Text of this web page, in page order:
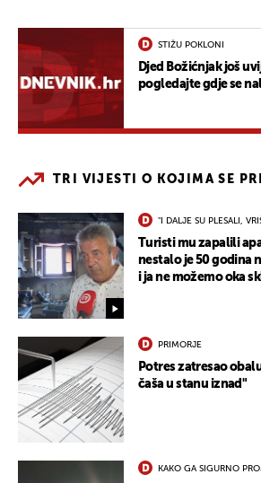
STIŽU POKLONI
Djed Božićnjak još
pogledajte gdje se
TRI VIJESTI O KOJIMA SE
"I DALJE SU PLESALI,
Turisti mu zapalili
nestalo je 50 godina
i ja ne možemo oka
PRIMORJE
Potres zatresao
čaša u stanu iznad"
KAKO GA SIGURNO